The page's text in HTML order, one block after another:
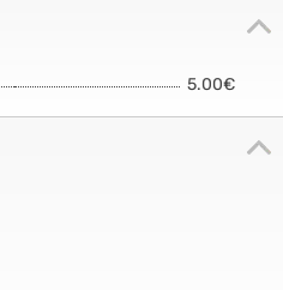
5.00€